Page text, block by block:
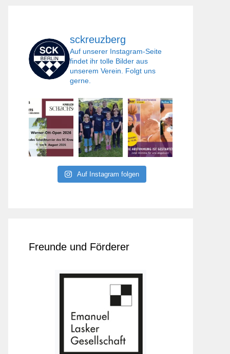
sckreuzberg
Auf unserer Instagram-Seite
findet ihr tolle Bilder aus
unserem Verein. Folgt uns
gerne.
Auf Instagram folgen
Freunde und Förderer